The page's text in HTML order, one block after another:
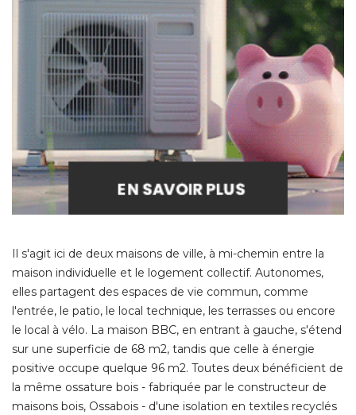
Il s'agit ici de deux maisons de ville, à mi-chemin entre la
maison individuelle et le logement collectif. Autonomes,
elles partagent des espaces de vie commun, comme
l'entrée, le patio, le local technique, les terrasses ou encore
le local à vélo. La maison BBC, en entrant à gauche, s'étend
sur une superficie de 68 m2, tandis que celle à énergie
positive occupe quelque 96 m2. Toutes deux bénéficient de
la même ossature bois - fabriquée par le constructeur de
maisons bois, Ossabois - d'une isolation en textiles recyclés